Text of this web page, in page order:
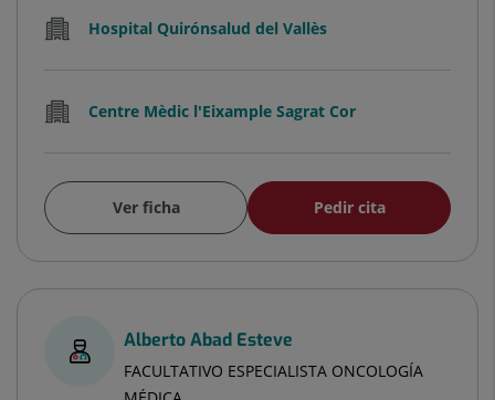
Hospital Quirónsalud del Vallès
Centre Mèdic l'Eixample Sagrat Cor
Ver ficha Pedir cita
Alberto Abad Esteve
FACULTATIVO ESPECIALISTA ONCOLOGÍA